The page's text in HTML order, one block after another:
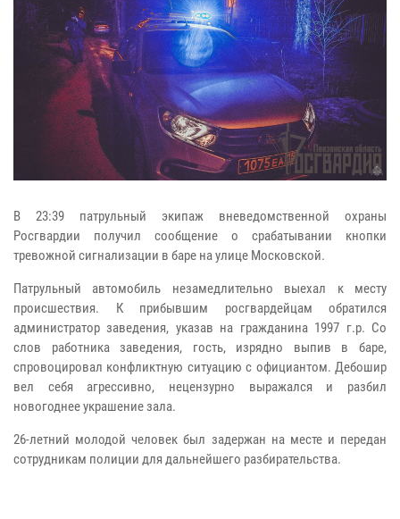
В 23:39 патрульный экипаж вневедомственной охраны
Росгвардии получил сообщение о срабатывании кнопки
тревожной сигнализации в баре на улице Московской.
Патрульный автомобиль незамедлительно выехал к месту
происшествия. К прибывшим росгвардейцам обратился
администратор заведения, указав на гражданина 1997 г.р. Со
слов работника заведения, гость, изрядно выпив в баре,
спровоцировал конфликтную ситуацию с официантом. Дебошир
вел себя агрессивно, нецензурно выражался и разбил
новогоднее украшение зала.
26-летний молодой человек был задержан на месте и передан
сотрудникам полиции для дальнейшего разбирательства.